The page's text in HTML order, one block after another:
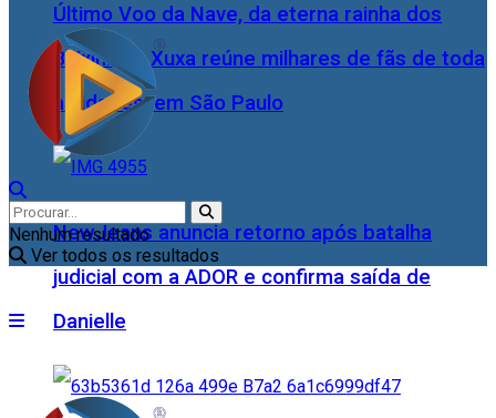
Último Voo da Nave, da eterna rainha dos
Baixinhos, Xuxa reúne milhares de fãs de toda
as idades, em São Paulo
NewJeans anuncia retorno após batalha
judicial com a ADOR e confirma saída de
Danielle
Nenhum resultado
Ver todos os resultados